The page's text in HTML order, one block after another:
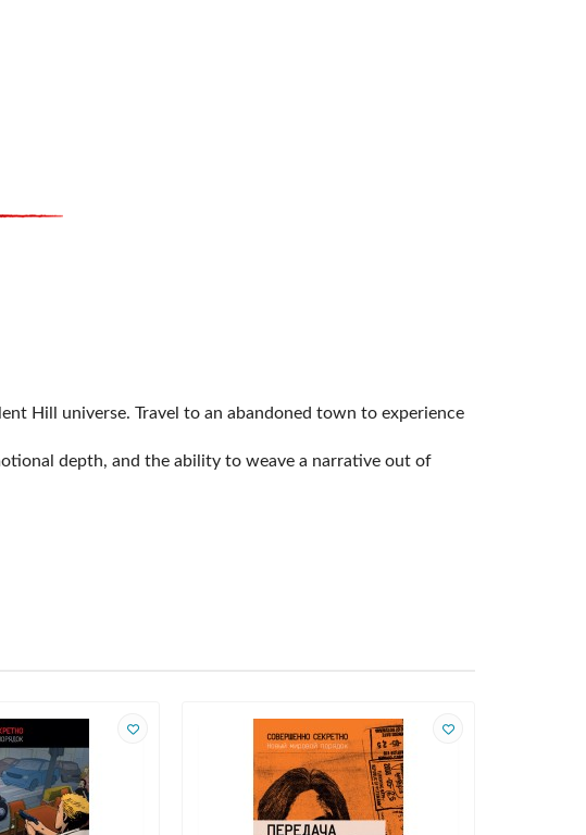
Hill universe. Travel to an abandoned town to experience
depth, and the ability to weave a narrative out of